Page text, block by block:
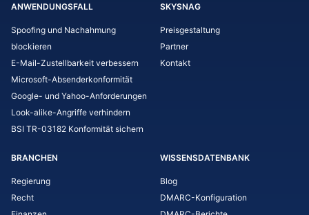
ANWENDUNGSFALL
Spoofing und Nachahmung
blockieren
E-Mail-Zustellbarkeit verbessern
Microsoft-Absenderkonformität
Google- und Yahoo-Anforderungen
Look-alike-Angriffe verhindern
BSI TR-03182 Konformität sichern
SKYSNAG
Preisgestaltung
Partner
Kontakt
BRANCHEN
Regierung
Recht
WISSENSDATENBANK
Blog
DMARC-Konfiguration